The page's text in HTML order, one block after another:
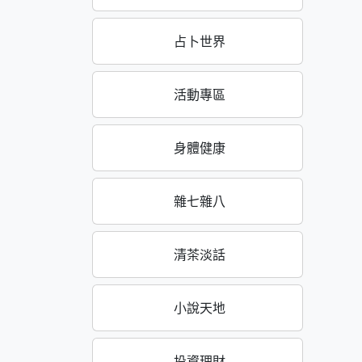
占卜世界
活動專區
身體健康
雜七雜八
清茶淡話
小說天地